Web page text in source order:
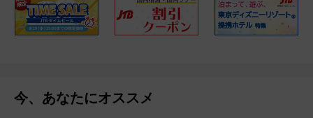
今、あなたにオススメ